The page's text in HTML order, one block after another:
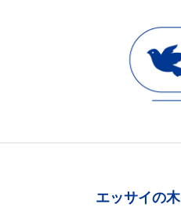
エッサイの木